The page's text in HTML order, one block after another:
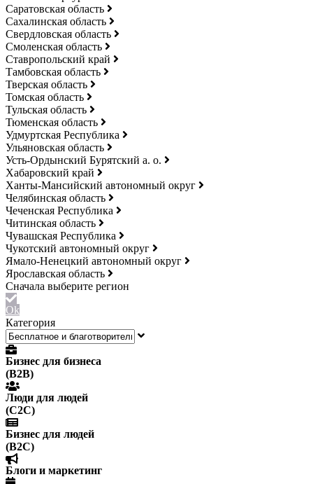
Саратовская область
Сахалинская область
Свердловская область
Смоленская область
Ставропольский край
Тамбовская область
Тверская область
Томская область
Тульская область
Тюменская область
Удмуртская Республика
Ульяновская область
Усть-Ордынский Бурятский а. о.
Хабаровский край
Ханты-Мансийский автономный округ
Челябинская область
Чеченская Республика
Читинская область
Чувашская Республика
Чукотский автономный округ
Ямало-Ненецкий автономный округ
Ярославская область
Ok
Категория
Бизнес для бизнеса
(B2B)
Люди для людей
(С2С)
Бизнес для людей
(B2C)
Блоги и маркетинг